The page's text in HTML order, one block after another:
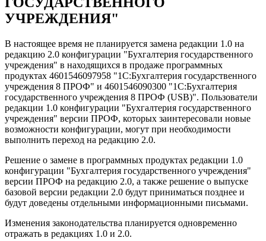
УЧРЕЖДЕНИЯ"
В настоящее время не планируется замена редакции 1.0 на
редакцию 2.0 конфигурации "Бухгалтерия государственного
учреждения" в находящихся в продаже программных
продуктах 4601546097958 "1С:Бухгалтерия государственного
учреждения 8 ПРОФ" и 4601546090300 "1С:Бухгалтерия
государственного учреждения 8 ПРОФ (USB)". Пользователи
редакции 1.0 конфигурации "Бухгалтерия государственного
учреждения" версии ПРОФ, которых заинтересовали новые
возможности конфигурации, могут при необходимости
выполнить переход на редакцию 2.0.
Решение о замене в программных продуктах редакции 1.0
конфигурации "Бухгалтерия государственного учреждения"
версии ПРОФ на редакцию 2.0, а также решение о выпуске
базовой версии редакции 2.0 будут приниматься позднее и
будут доведены отдельными информационными письмами.
Изменения законодательства планируется одновременно
отражать в редакциях 1.0 и 2.0.